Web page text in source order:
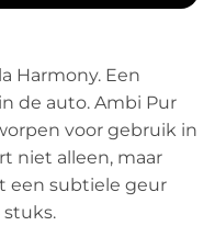
Harmony. Een
de auto. Ambi Pur
voor gebruik in
niet alleen, maar
een subtiele geur
stuks.